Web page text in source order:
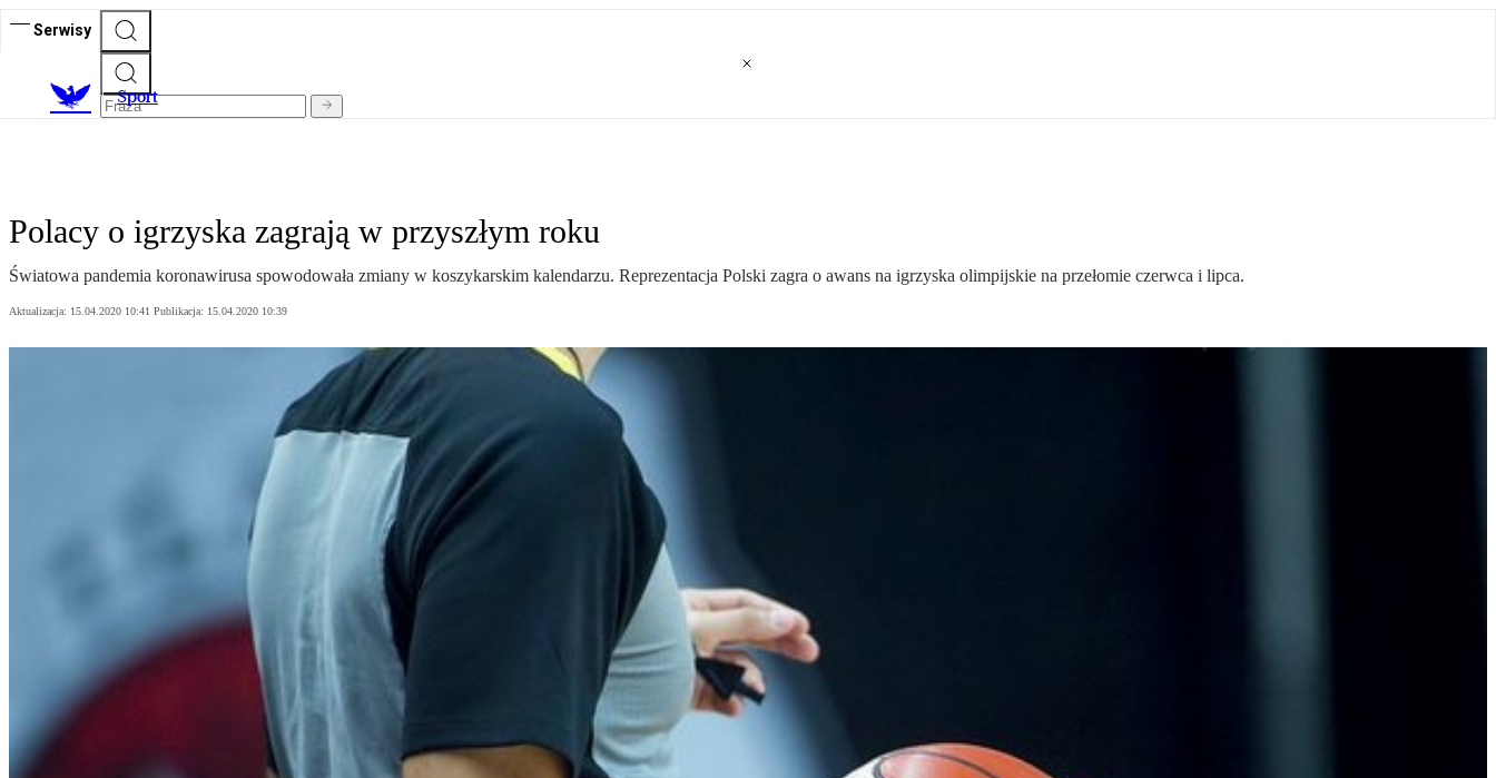
Serwisy
Sport
Polacy o igrzyska zagrają w przyszłym roku
Światowa pandemia koronawirusa spowodowała zmiany w koszykarskim kalendarzu. Reprezentacja Polski zagra o awans na igrzyska olimpijskie na przełomie czerwca i lipca.
Aktualizacja: 15.04.2020 10:41 Publikacja: 15.04.2020 10:39